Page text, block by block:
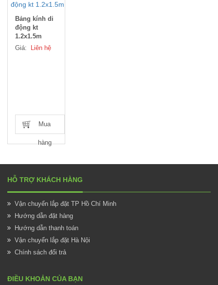
Bảng kính di
động kt
1.2x1.5m
Giá:
Liên hệ
Mua
hàng
HỖ TRỢ KHÁCH HÀNG
Vận chuyển lắp đặt TP Hồ Chí Minh
Hướng dẫn đặt hàng
Hướng dẫn thanh toán
Vận chuyển lắp đặt Hà Nội
Chính sách đổi trả
ĐIỀU KHOẢN CỦA BẠN